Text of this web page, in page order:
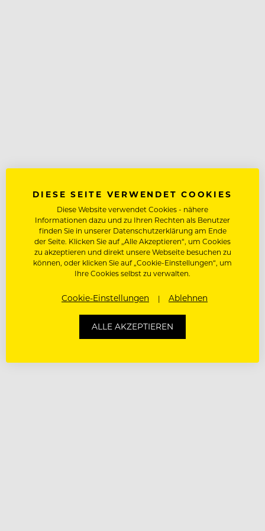
DIESE SEITE VERWENDET COOKIES
Diese Website verwendet Cookies - nähere
Informationen dazu und zu Ihren Rechten als Benutzer
finden Sie in unserer Datenschutzerklärung am Ende
der Seite. Klicken Sie auf „Alle Akzeptieren“, um Cookies
zu akzeptieren und direkt unsere Webseite besuchen zu
können, oder klicken Sie auf „Cookie-Einstellungen“, um
Ihre Cookies selbst zu verwalten.
Cookie-Einstellungen Ablehnen
ALLE AKZEPTIEREN